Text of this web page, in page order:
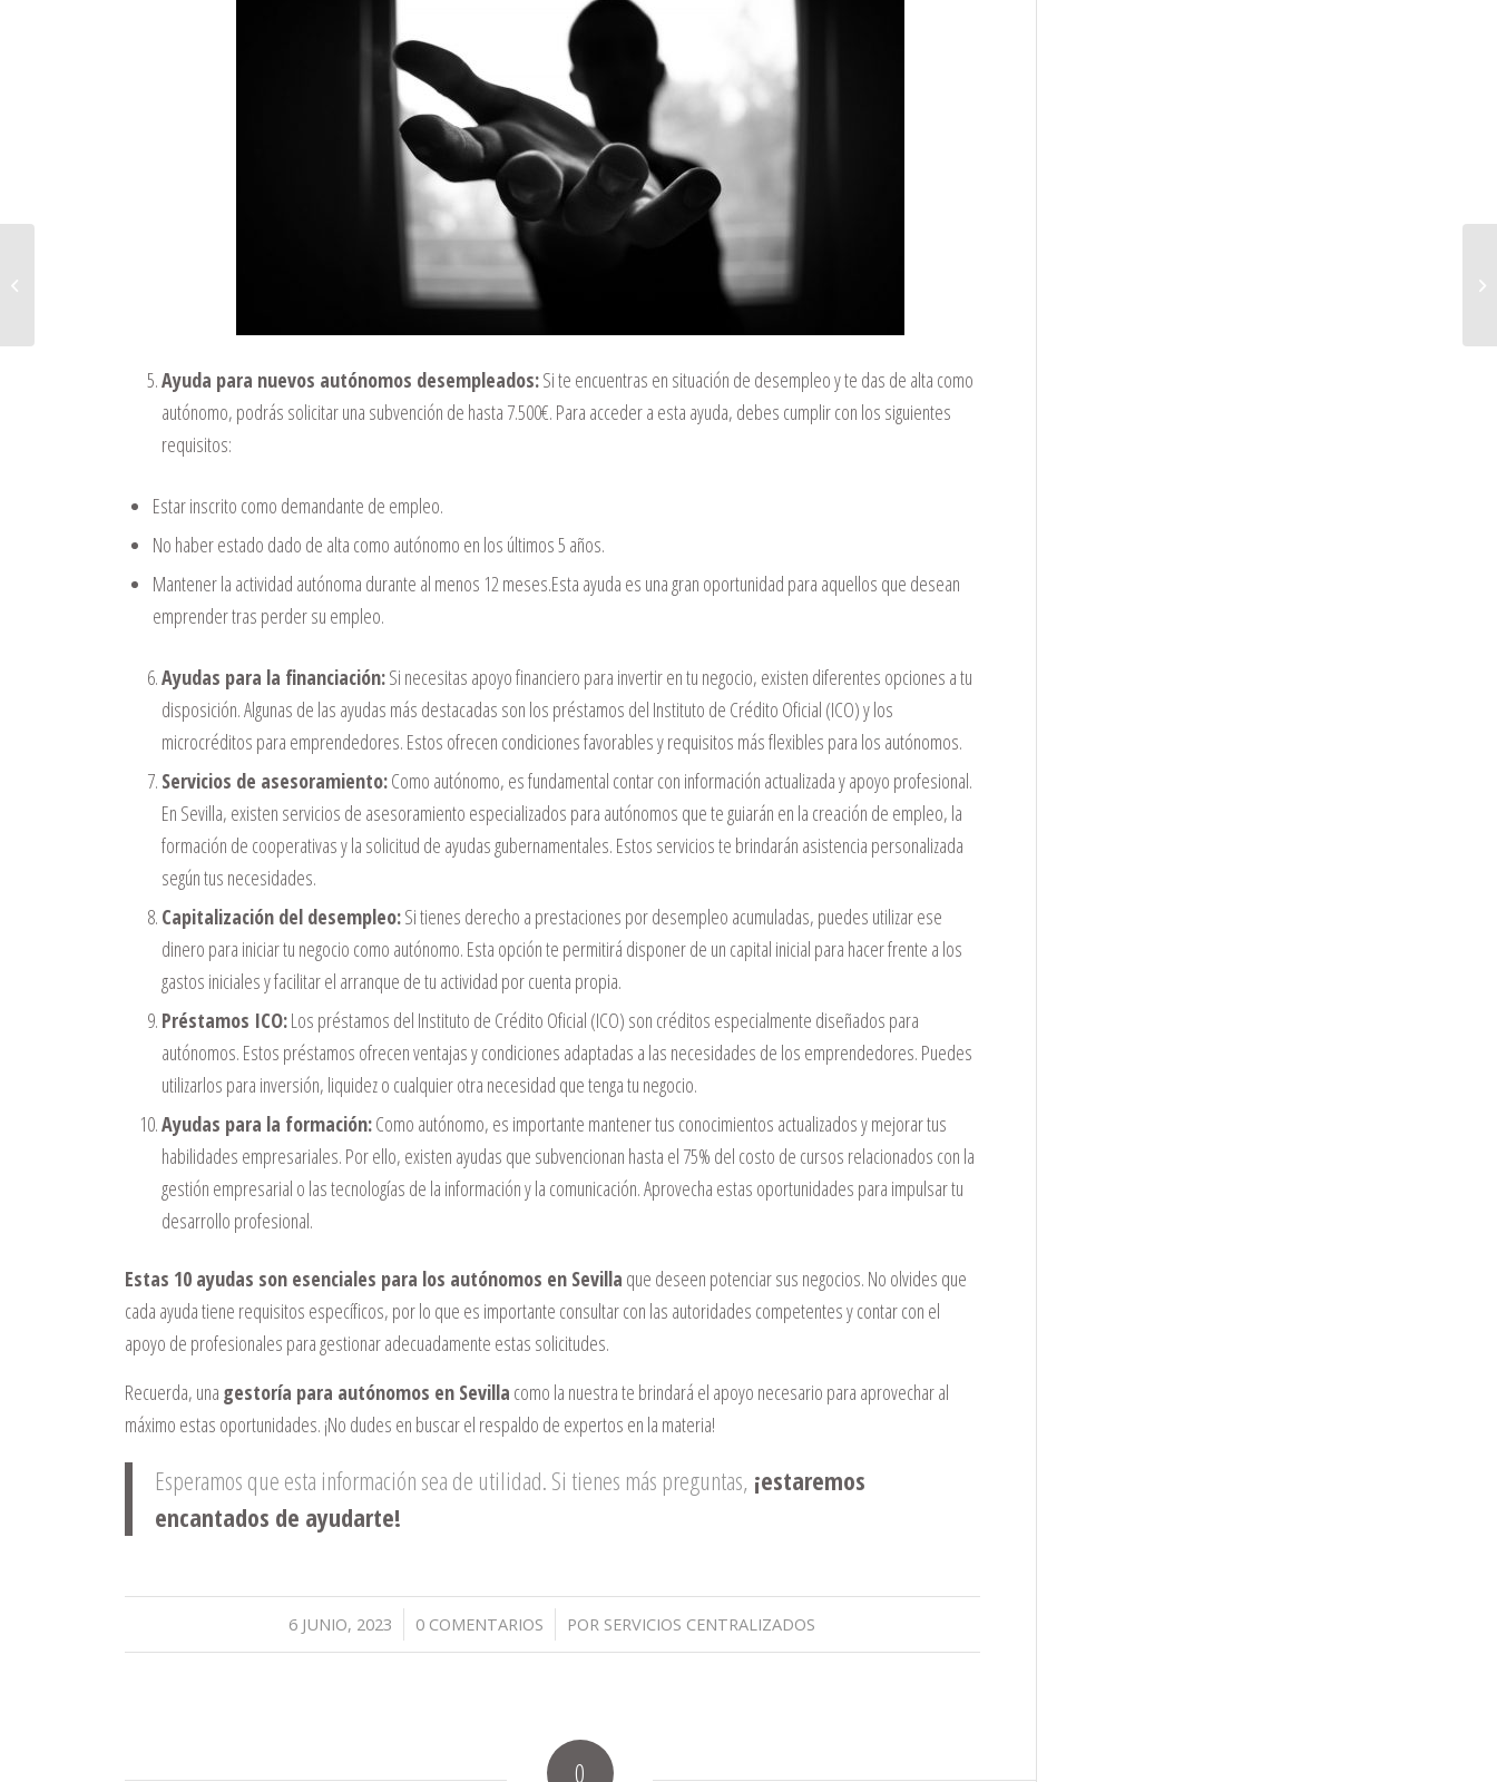
Ayuda para nuevos autónomos desempleados:Si te encuentras en situación de desempleo y te das de alta como
autónomo, podrás solicitar una subvención de hasta 7.500€. Para acceder a esta ayuda, debes cumplir con los siguientes
requisitos:
Estar inscrito como demandante de empleo.
No haber estado dado de alta como autónomo en los últimos 5 años.
Mantener la actividad autónoma durante al menos 12 meses.Esta ayuda es una gran oportunidad para aquellos que desean
emprender tras perder su empleo.
Ayudas para la financiación:Si necesitas apoyo financiero para invertir en tu negocio, existen diferentes opciones a tu
disposición. Algunas de las ayudas más destacadas son los préstamos del Instituto de Crédito Oficial (ICO) y los
microcréditos para emprendedores. Estos ofrecen condiciones favorables y requisitos más flexibles para los autónomos.
Servicios de asesoramiento:Como autónomo, es fundamental contar con información actualizada y apoyo profesional.
En Sevilla, existen servicios de asesoramiento especializados para autónomos que te guiarán en la creación de empleo, la
formación de cooperativas y la solicitud de ayudas gubernamentales. Estos servicios te brindarán asistencia personalizada
según tus necesidades.
Capitalización del desempleo:Si tienes derecho a prestaciones por desempleo acumuladas, puedes utilizar ese
dinero para iniciar tu negocio como autónomo. Esta opción te permitirá disponer de un capital inicial para hacer frente a los
gastos iniciales y facilitar el arranque de tu actividad por cuenta propia.
Préstamos ICO:Los préstamos del Instituto de Crédito Oficial (ICO) son créditos especialmente diseñados para
autónomos. Estos préstamos ofrecen ventajas y condiciones adaptadas a las necesidades de los emprendedores. Puedes
utilizarlos para inversión, liquidez o cualquier otra necesidad que tenga tu negocio.
Ayudas para la formación:Como autónomo, es importante mantener tus conocimientos actualizados y mejorar tus
habilidades empresariales. Por ello, existen ayudas que subvencionan hasta el 75% del costo de cursos relacionados con la
gestión empresarial o las tecnologías de la información y la comunicación. Aprovecha estas oportunidades para impulsar tu
desarrollo profesional.
Estas 10 ayudas son esenciales para los autónomos en Sevilla que deseen potenciar sus negocios. No olvides que
cada ayuda tiene requisitos específicos, por lo que es importante consultar con las autoridades competentes y contar con el
apoyo de profesionales para gestionar adecuadamente estas solicitudes.
Recuerda, una gestoría para autónomos en Sevilla como la nuestra te brindará el apoyo necesario para aprovechar al
máximo estas oportunidades. ¡No dudes en buscar el respaldo de expertos en la materia!
Esperamos que esta información sea de utilidad. Si tienes más preguntas, ¡estaremos
encantados de ayudarte!
6 JUNIO, 2023
/ 0 COMENTARIOS
/ POR SERVICIOS CENTRALIZADOS
0